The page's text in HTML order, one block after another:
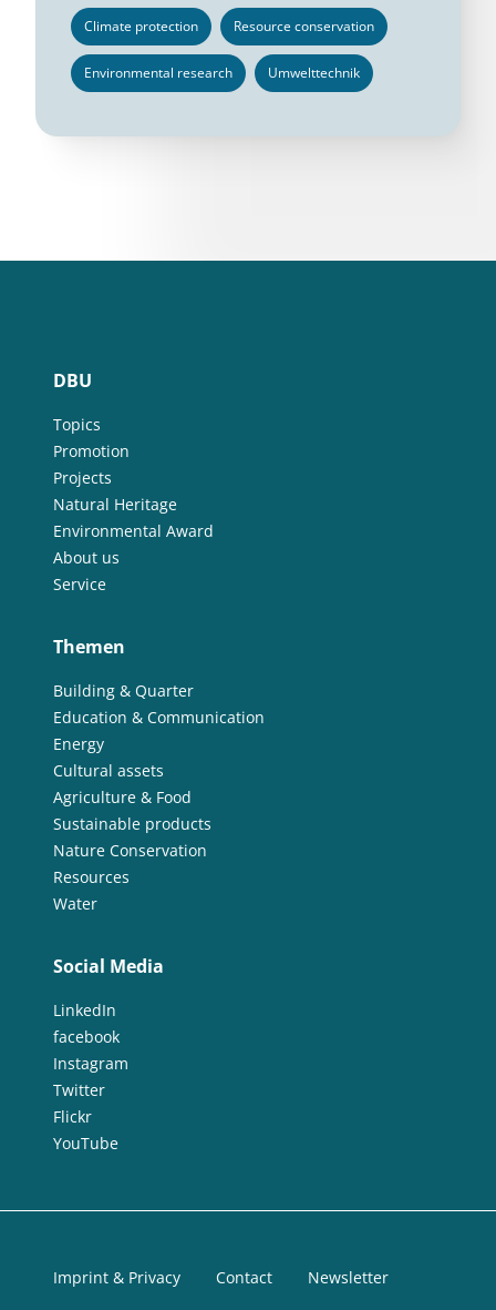
Climate protection Resource conservation
Environmental research Umwelttechnik
DBU
Topics
Promotion
Projects
Natural Heritage
Environmental Award
About us
Service
Themen
Building & Quarter
Education & Communication
Energy
Cultural assets
Agriculture & Food
Sustainable products
Nature Conservation
Resources
Water
Social Media
LinkedIn
facebook
Instagram
Twitter
Flickr
YouTube
Imprint & Privacy Contact Newsletter